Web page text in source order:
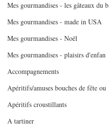
Mes gourmandises - les gâteaux du b
Mes gourmandises - made in USA
Mes gourmandises - Noël
Mes gourmandises - plaisirs d'enfan
Accompagnements
Apéritifs/amuses bouches de fête ou
Apéritifs croustillants
A tartiner